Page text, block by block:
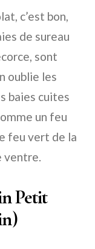
c’est bon,
de sureau
sont
oublie les
baies cuites
un feu
feu vert de la
ventre.
Petit